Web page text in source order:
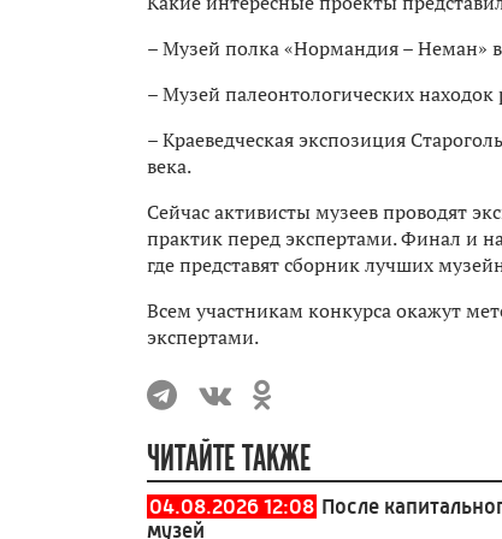
– Музей полка «Нормандия – Неман»
– Музей палеонтологических
– Краеведческая экспозиция
века.
Сейчас активисты музеев проводят
практик перед экспертами. Финал и
где представят сборник лучших
Всем участникам конкурса окажут
экспертами.
ЧИТАЙТЕ ТАКЖЕ
04.08.2026 12:08 После
музей